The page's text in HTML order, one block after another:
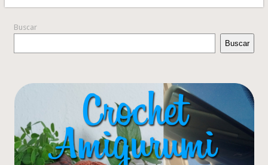
Buscar
Buscar